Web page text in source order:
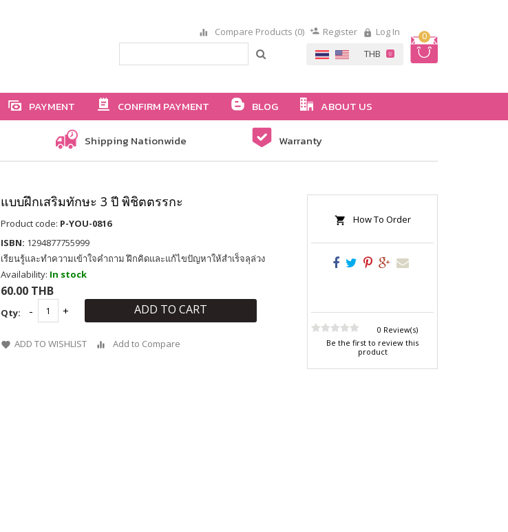
0
Compare Products (0) Register Log In
PAYMENT CONFIRM PAYMENT BLOG ABOUT US
Shipping Nationwide Warranty
แบบฝึกเสริมทักษะ 3 ปี พิชิตตรรกะ
Product code: P-YOU-0816
ISBN: 1294877755999
เรียนรู้และทำความเข้าใจคำถาม ฝึกคิดและแก้ไขปัญหาให้สำเร็จลุล่วง
Availability: In stock
60.00 THB
Qty: ADD TO CART
ADD TO WISHLIST Add to Compare
How To Order
0 Review(s)
Be the first to review this
product